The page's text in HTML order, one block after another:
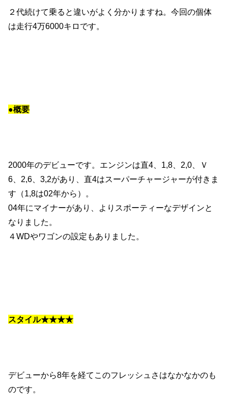
２代続けて乗ると違いがよく分かりますね。今回の個体
は走行4万6000キロです。
●概要
2000年のデビューです。エンジンは直4、1,8、2,0、Ｖ
6、2,6、3,2があり、直4はスーパーチャージャーが付きま
す（1,8は02年から）。
04年にマイナーがあり、よりスポーティーなデザインと
なりました。
４WDやワゴンの設定もありました。
スタイル★★★★
デビューから8年を経てこのフレッシュさはなかなかのも
のです。